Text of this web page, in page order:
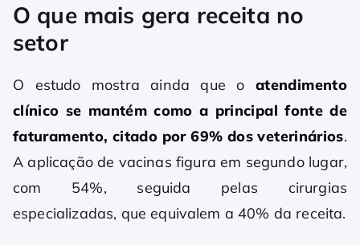
O que mais gera receita no
setor
O estudo mostra ainda que o atendimento
clínico se mantém como a principal fonte de
faturamento, citado por 69% dos veterinários.
A aplicação de vacinas figura em segundo lugar,
com 54%, seguida pelas cirurgias
especializadas, que equivalem a 40% da receita.